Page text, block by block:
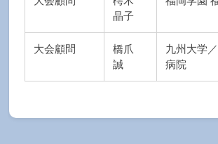
晶子
大会顧問
橋爪
誠
九州大学
病院